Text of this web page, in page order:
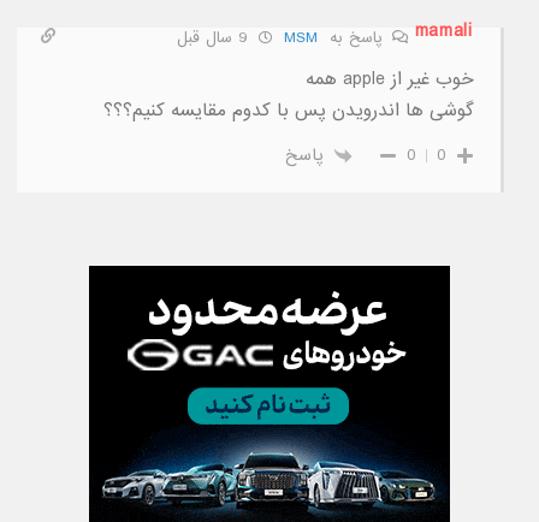
mamali
پاسخ به MSM
خوب غیر از apple همه
گوشی ها اندرویدن پس با کدوم مقایسه کنیم؟؟؟
0
0 پاسخ